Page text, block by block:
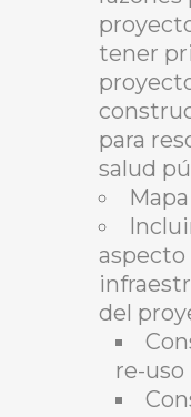
tener
para
salud
aspecto
del
re-uso